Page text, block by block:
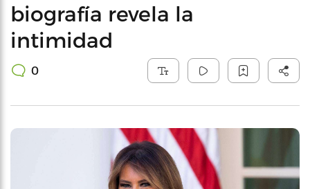
biografía revela la
intimidad
0